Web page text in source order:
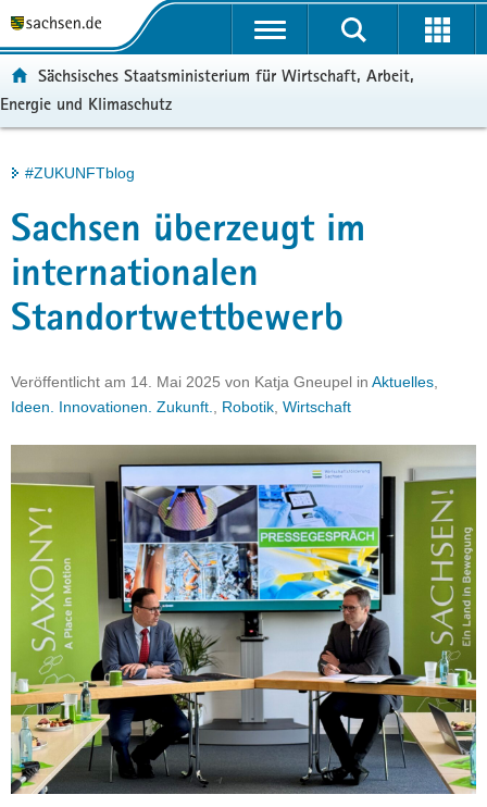
t
a
l
e
r
r
e
i
e
n
N
a
o
n
u
p
t
h
a
t
e
r
v
e
Portalübergreifende
Sächsisches Staatsministerium für Wirtschaft, Arbeit,
Energie und Klimaschutz
Hauptinhalt
#ZUKUNFTblog
Sachsen überzeugt im
internationalen
Standortwettbewerb
Veröffentlicht am 14. Mai 2025 von Katja Gneupel in Aktuelles
Ideen. Innovationen. Zukunft.
Robotik Wirtschaft